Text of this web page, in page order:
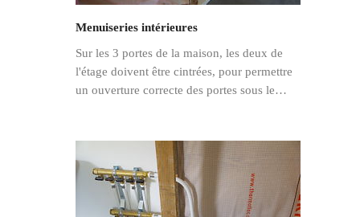
Menuiseries intérieures
Sur les 3 portes de la maison, les deux de
l'étage doivent être cintrées, pour permettre
un ouverture correcte des portes sous le…